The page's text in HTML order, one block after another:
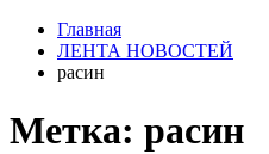
Главная
ЛЕНТА НОВОСТЕЙ
расин
Метка: расин